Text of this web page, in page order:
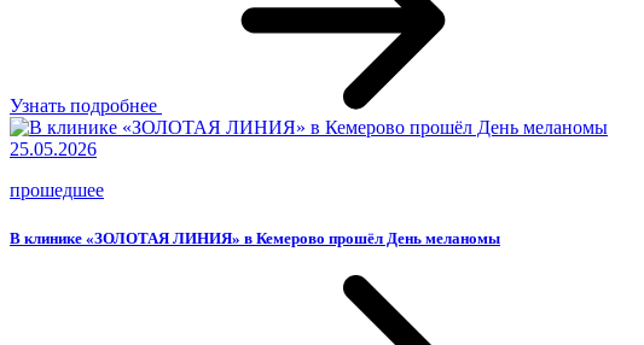
Узнать подробнее
25.05.2026
прошедшее
В клинике «ЗОЛОТАЯ ЛИНИЯ» в Кемерово прошёл День меланомы